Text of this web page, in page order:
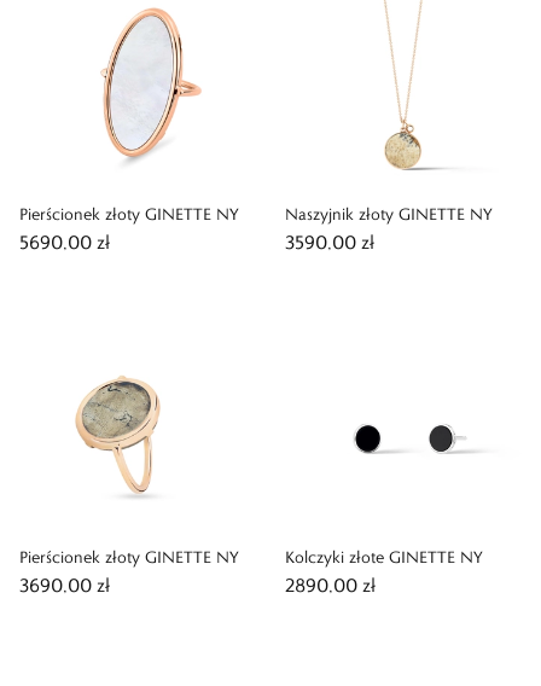
Pierścionek złoty GINETTE NY
5690,00 zł
Naszyjnik złoty GINETTE NY
3590,00 zł
Pierścionek złoty GINETTE NY
3690,00 zł
Kolczyki złote GINETTE NY
2890,00 zł